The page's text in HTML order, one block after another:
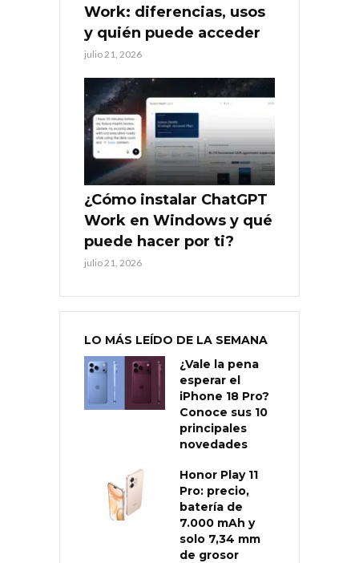
Work: diferencias, usos
y quién puede acceder
julio 21, 2026
¿Cómo instalar ChatGPT
Work en Windows y qué
puede hacer por ti?
julio 21, 2026
LO MÁS LEÍDO DE LA SEMANA
¿Vale la pena
esperar el
iPhone 18 Pro?
Conoce sus 10
principales
novedades
Honor Play 11
Pro: precio,
batería de
7.000 mAh y
solo 7,34 mm
de grosor